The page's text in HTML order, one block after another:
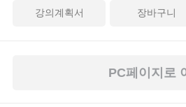
강의계획서 장바구니
PC페이지로